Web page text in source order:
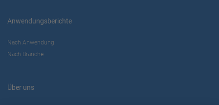
Anwendungsberichte
Nach Anwendung
Nach Branche
Über uns